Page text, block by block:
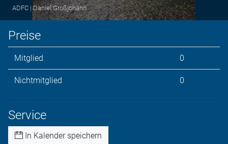
ADFC | Daniel Großjohann
Preise
Mitglied 0
Nichtmitglied 0
Service
In Kalender speichern